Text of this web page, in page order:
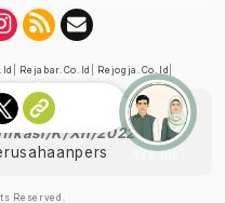
Rejabar.co.id Rejogja.co.id
Dewan Pers
K/XII/2022
Reserved.
Ask me!